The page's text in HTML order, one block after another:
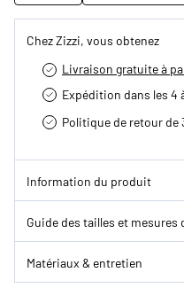
Chez Zizzi, vous obtenez
Livraison gratuite à
Expédition dans les 4
Politique de retour de
Information du produit
Guide des tailles et
Matériaux & entretien